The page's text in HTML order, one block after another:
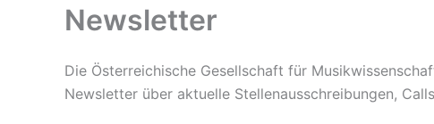
Newsletter
Die Österreichische Gesellschaft für
Newsletter über aktuelle Stellenausschreibungen,